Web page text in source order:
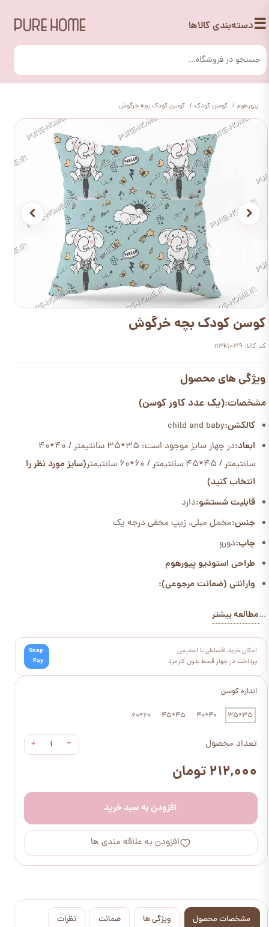
☰دسته‌بندی کالاها
پیورهوم کوسن کودک کوسن کودک بچه خرگوش
اندازه کوسن
35*35
40*40
45*45
60*60
تعداد محصول −
+
۲۱۲,۰۰۰ تومان
افزودن به سبد خرید
افزودن به علاقه مندی ها
کوسن کودک بچه خرگوش
کد کالا: n3k1039
ویژگی های محصول
مشخصات:(یک عدد کاور کوسن)
کالکشن:child and baby
ابعاد:
در چهار سایز موجود است: 35*35 سانتیمتر / 40*40
سانتیمتر / 45*45 سانتیمتر / 60*60 سانتیمتر
(سایز مورد نظر را
انتخاب کنید)
قابلیت شستشو:دارد
جنس:مخمل مبلی، زیپ مخفی درجه یک
چاپ:دورو
طراحی استودیو پیورهوم
وارانتی (ضمانت مرجوعی):
...مطالعه بیشتر
امکان خرید اقساطی با اسنپ‌پی
پرداخت در چهار قسط بدون کارمزد
Snap
Pay
مشخصات محصول ویژگی ها ضمانت نظرات